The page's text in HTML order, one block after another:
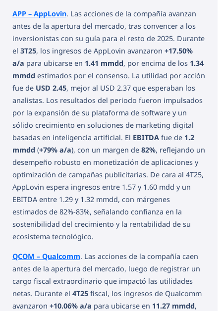
APP – AppLovin. Las acciones de la compañía avanzan
antes de la apertura del mercado, tras convencer a los
inversionistas con su guía para el resto de 2025. Durante
el 3T25, los ingresos de AppLovin avanzaron +17.50%
a/a para ubicarse en 1.41 mmdd, por encima de los 1.34
mmdd estimados por el consenso. La utilidad por acción
fue de USD 2.45, mejor al USD 2.37 que esperaban los
analistas. Los resultados del periodo fueron impulsados
por la expansión de su plataforma de software y un
sólido crecimiento en soluciones de marketing digital
basadas en inteligencia artificial. El EBITDA fue de 1.2
mmdd (+79% a/a), con un margen de 82%, reflejando un
desempeño robusto en monetización de aplicaciones y
optimización de campañas publicitarias. De cara al 4T25,
AppLovin espera ingresos entre 1.57 y 1.60 mdd y un
EBITDA entre 1.29 y 1.32 mmdd, con márgenes
estimados de 82%-83%, señalando confianza en la
sostenibilidad del crecimiento y la rentabilidad de su
ecosistema tecnológico.
QCOM – Qualcomm. Las acciones de la compañía caen
antes de la apertura del mercado, luego de registrar un
cargo fiscal extraordinario que impactó las utilidades
netas. Durante el 4T25 fiscal, los ingresos de Qualcomm
avanzaron +10.06% a/a para ubicarse en 11.27 mmdd,